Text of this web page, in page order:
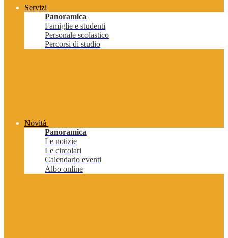
Servizi
Panoramica
Famiglie e studenti
Personale scolastico
Percorsi di studio
Novità
Panoramica
Le notizie
Le circolari
Calendario eventi
Albo online